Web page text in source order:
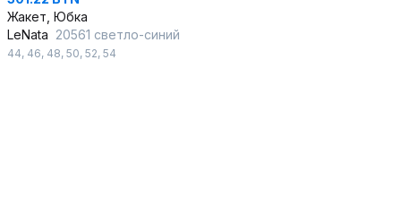
Жакет, Юбка
LeNata 20561 светло-синий
44, 46, 48, 50, 52, 54